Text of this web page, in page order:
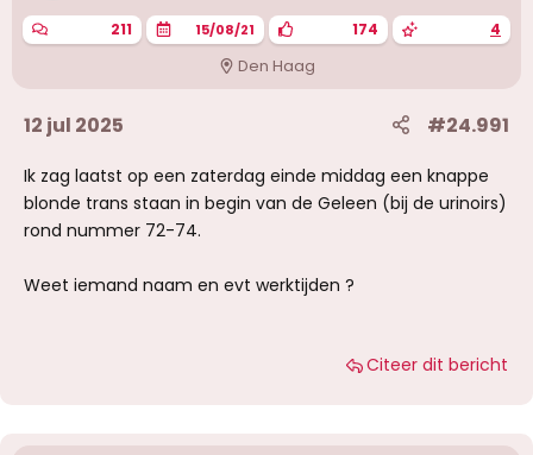
211 15/08/21 174 4
Den Haag
12 jul 2025 #24.991
Ik zag laatst op een zaterdag einde middag een knappe
blonde trans staan in begin van de Geleen (bij de urinoirs)
rond nummer 72-74.
Weet iemand naam en evt werktijden ?
Citeer dit bericht